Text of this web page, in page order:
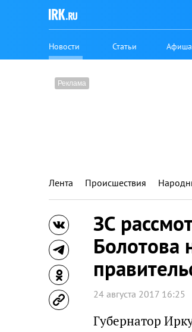
Новости Статьи Афиша
Лента Происшествия
ЗС
Болотова
24 августа 2017 16:25
Губернатор